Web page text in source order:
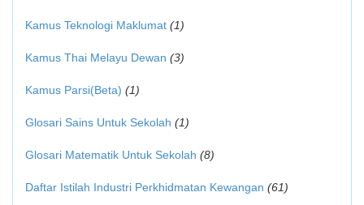
Kamus Teknologi Maklumat (1)
Kamus Thai Melayu Dewan (3)
Kamus Parsi(Beta) (1)
Glosari Sains Untuk Sekolah (1)
Glosari Matematik Untuk Sekolah (8)
Daftar Istilah Industri Perkhidmatan Kewangan (61)